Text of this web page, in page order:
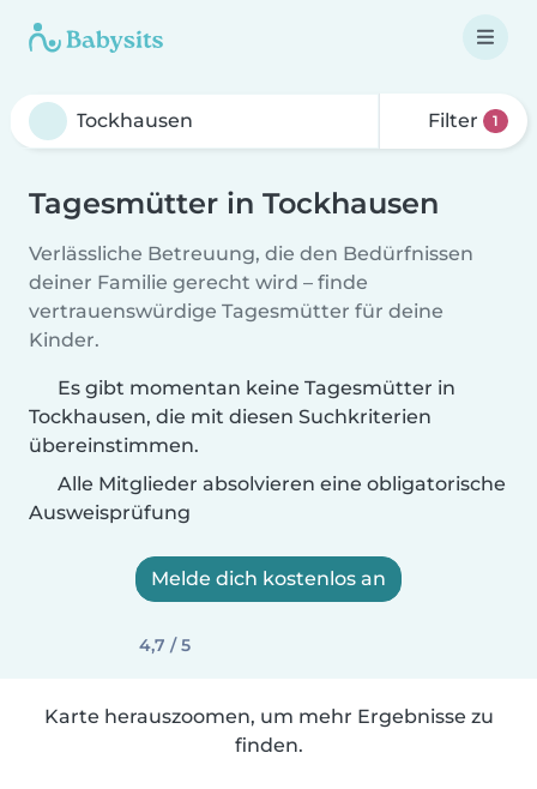
Filter 1
Tagesmütter in Tockhausen
Verlässliche Betreuung, die den Bedürfnissen
deiner Familie gerecht wird – finde
vertrauenswürdige Tagesmütter für deine
Kinder.
Es gibt momentan keine Tagesmütter in
Tockhausen, die mit diesen Suchkriterien
übereinstimmen.
Alle Mitglieder absolvieren eine obligatorische
Ausweisprüfung
Melde dich kostenlos an
4,7 / 5
Karte herauszoomen, um mehr Ergebnisse zu
finden.